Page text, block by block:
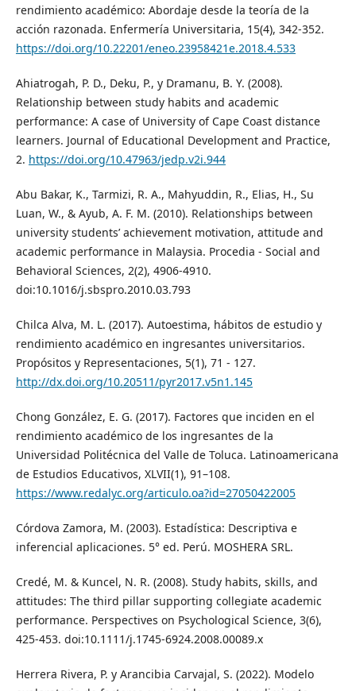
rendimiento académico: Abordaje desde la teoría de la
acción razonada. Enfermería Universitaria, 15(4), 342-352.
https://doi.org/10.22201/eneo.23958421e.2018.4.533
Ahiatrogah, P. D., Deku, P., y Dramanu, B. Y. (2008).
Relationship between study habits and academic
performance: A case of University of Cape Coast distance
learners. Journal of Educational Development and Practice,
2. https://doi.org/10.47963/jedp.v2i.944
Abu Bakar, K., Tarmizi, R. A., Mahyuddin, R., Elias, H., Su
Luan, W., & Ayub, A. F. M. (2010). Relationships between
university students’ achievement motivation, attitude and
academic performance in Malaysia. Procedia - Social and
Behavioral Sciences, 2(2), 4906-4910.
doi:10.1016/j.sbspro.2010.03.793
Chilca Alva, M. L. (2017). Autoestima, hábitos de estudio y
rendimiento académico en ingresantes universitarios.
Propósitos y Representaciones, 5(1), 71 - 127.
http://dx.doi.org/10.20511/pyr2017.v5n1.145
Chong González, E. G. (2017). Factores que inciden en el
rendimiento académico de los ingresantes de la
Universidad Politécnica del Valle de Toluca. Latinoamericana
de Estudios Educativos, XLVII(1), 91–108.
https://www.redalyc.org/articulo.oa?id=27050422005
Córdova Zamora, M. (2003). Estadística: Descriptiva e
inferencial aplicaciones. 5° ed. Perú. MOSHERA SRL.
Credé, M. & Kuncel, N. R. (2008). Study habits, skills, and
attitudes: The third pillar supporting collegiate academic
performance. Perspectives on Psychological Science, 3(6),
425-453. doi:10.1111/j.1745-6924.2008.00089.x
Herrera Rivera, P. y Arancibia Carvajal, S. (2022). Modelo